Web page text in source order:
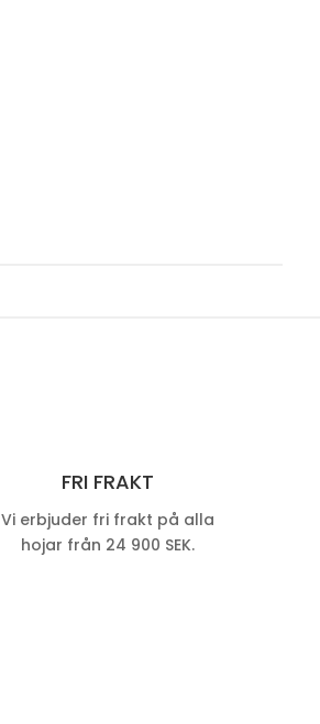
FRI FRAKT
Vi erbjuder fri frakt på alla
hojar från 24 900 SEK.